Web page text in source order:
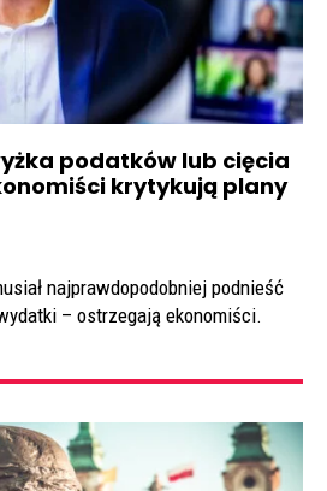
podatków lub cięcia
krytykują plany
najprawdopodobniej podnieść
– ostrzegają ekonomiści.